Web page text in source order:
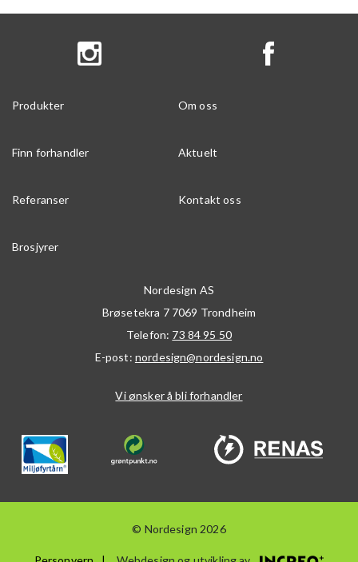
Produkter Om oss
Finn forhandler Aktuelt
Referanser Kontakt oss
Brosjyrer
Nordesign AS
Brøsetekra 7 7069 Trondheim
Telefon: 73 84 95 50
E-post: nordesign@nordesign.no
Vi ønsker å bli forhandler
© Nordesign 2026